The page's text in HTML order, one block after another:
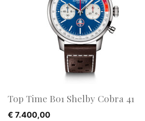
Top Time B01 Shelby Cobra 41
€ 7.400,00